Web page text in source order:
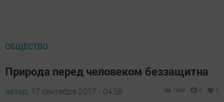
ОБЩЕСТВО
Природа перед человеком беззащитна
автор, 17 сентября 2017 - 04:58 1399 0 0